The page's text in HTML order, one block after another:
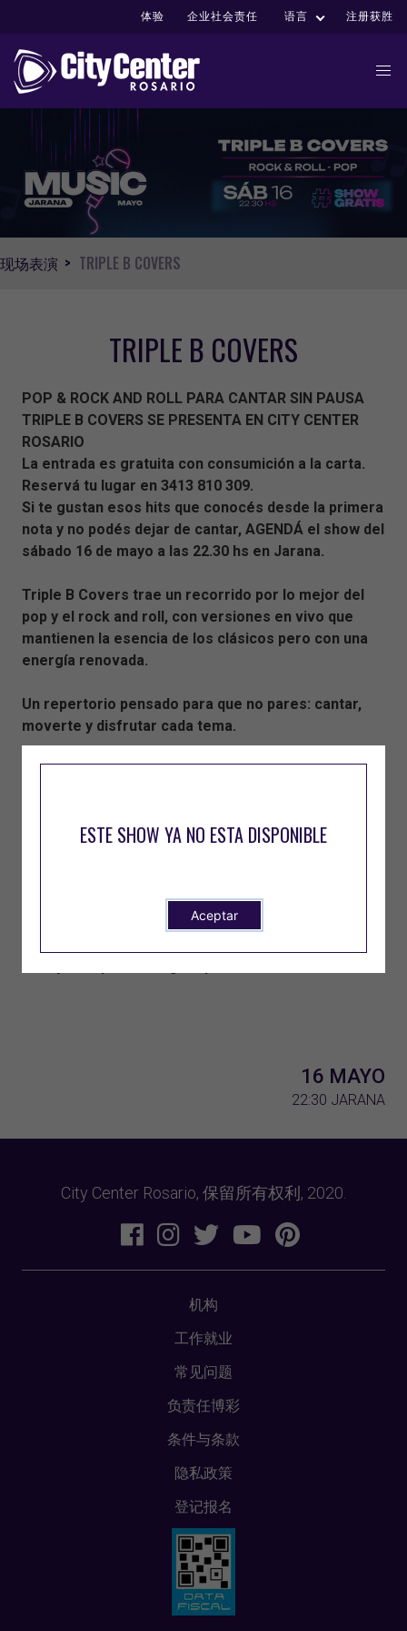
体验 企业社会责任 语言 注册获胜
现场表演 TRIPLE B COVERS
TRIPLE B COVERS
POP & ROCK AND ROLL PARA CANTAR SIN PAUSA
TRIPLE B COVERS SE PRESENTA EN CITY CENTER
ROSARIO
La entrada es gratuita con consumición a la carta.
Reservá tu lugar en 3413 810 309.
Si te gustan esos hits que conocés desde la primera
nota y no podés dejar de cantar, AGENDÁ el show del
sábado 16 de mayo a las 22.30 hs en Jarana.
Triple B Covers trae un recorrido por lo mejor del
pop y el rock and roll, con versiones en vivo que
mantienen la esencia de los clásicos pero con una
energía renovada.
Un repertorio pensado para que no pares: cantar,
moverte y disfrutar cada tema.
conexión con el público es protagonista.
No te quedes sin tu mesa.
16 MAYO
22:30 JARANA
City Center Rosario, 保留所有权利, 2020.
机构
工作就业
常见问题
负责任博彩
条件与条款
隐私政策
登记报名
ESTE SHOW YA NO ESTA DISPONIBLE
Aceptar